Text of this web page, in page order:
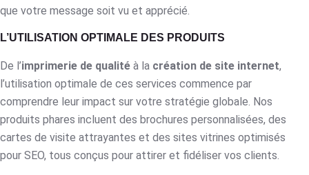
que votre message soit vu et apprécié.
L’UTILISATION OPTIMALE DES PRODUITS
De l’imprimerie de qualité à la création de site internet,
l’utilisation optimale de ces services commence par
comprendre leur impact sur votre stratégie globale. Nos
produits phares incluent des brochures personnalisées, des
cartes de visite attrayantes et des sites vitrines optimisés
pour SEO, tous conçus pour attirer et fidéliser vos clients.